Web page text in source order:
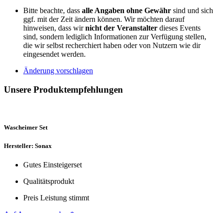
Bitte beachte, dass alle Angaben ohne Gewähr sind und sich
ggf. mit der Zeit ändern können. Wir möchten darauf
hinweisen, dass wirnicht der Veranstalter dieses Events
sind, sondern lediglich Informationen zur Verfügung stellen,
die wir selbst recherchiert haben oder von Nutzern wie dir
eingesendet werden.
Änderung vorschlagen
Unsere Produktempfehlungen
Wascheimer Set
Hersteller: Sonax
Gutes Einsteigerset
Qualitätsprodukt
Preis Leistung stimmt